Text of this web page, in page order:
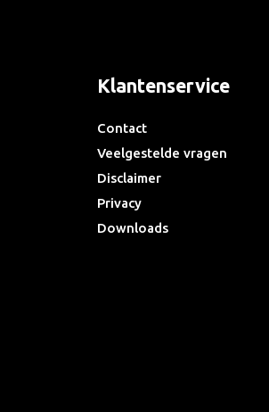
Klantenservice
Contact
Veelgestelde vragen
Disclaimer
Privacy
Downloads